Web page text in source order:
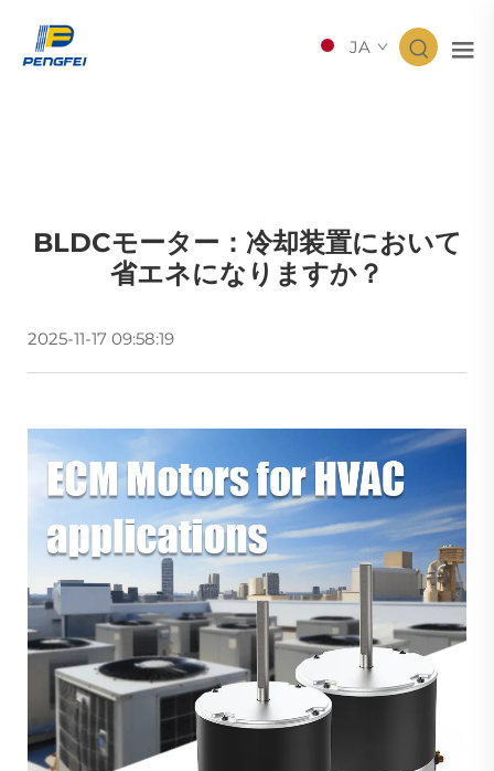
JA
BLDCモーター：冷却装置において
省エネになりますか？
2025-11-17 09:58:19